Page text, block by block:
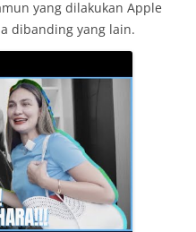
yang dilakukan Apple
dibanding yang lain.